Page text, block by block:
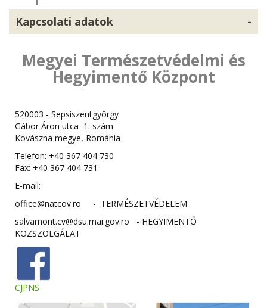
Kapcsolati adatok -
Megyei Természetvédelmi és
Hegyimentő Központ
520003 - Sepsiszentgyörgy
Gábor Áron utca 1. szám
Kovászna megye, Románia
Telefon: +40 367 404 730
Fax: +40 367 404 731
E-mail:
office@natcov.ro - TERMÉSZETVÉDELEM
salvamont.cv@dsu.mai.gov.ro - HEGYIMENTŐ
KÖZSZOLGÁLAT
CJPNS